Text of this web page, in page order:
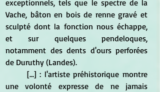
exceptionnels, tels que le spectre de la
Vache, bâton en bois de renne gravé et
sculpté dont la fonction nous échappe,
et sur quelques pendeloques,
notamment des dents d'ours perforées
de Duruthy (Landes).
une volonté expresse de ne jamais